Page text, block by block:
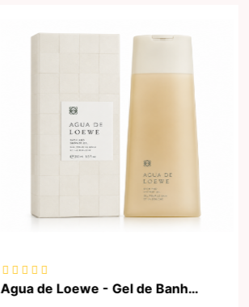
Agua de Loewe - Gel de Banho - 250ml